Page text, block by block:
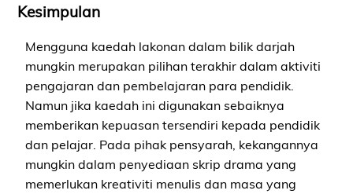
Kesimpulan
Mengguna kaedah lakonan dalam bilik darjah
mungkin merupakan pilihan terakhir dalam aktiviti
pengajaran dan pembelajaran para pendidik.
Namun jika kaedah ini digunakan sebaiknya
memberikan kepuasan tersendiri kepada pendidik
dan pelajar. Pada pihak pensyarah, kekangannya
mungkin dalam penyediaan skrip drama yang
memerlukan kreativiti menulis dan masa yang